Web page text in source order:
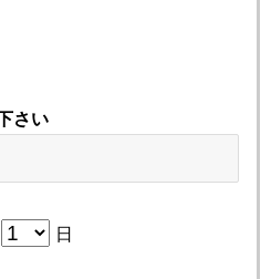
さい
日